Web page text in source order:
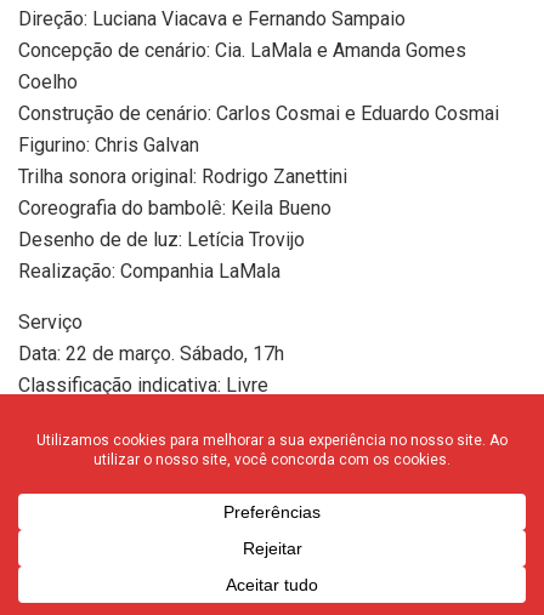
Direção: Luciana Viacava e Fernando Sampaio
Concepção de cenário: Cia. LaMala e Amanda Gomes
Coelho
Construção de cenário: Carlos Cosmai e Eduardo Cosmai
Figurino: Chris Galvan
Trilha sonora original: Rodrigo Zanettini
Coreografia do bambolê: Keila Bueno
Desenho de de luz: Letícia Trovijo
Realização: Companhia LaMala
Serviço
Data: 22 de março. Sábado, 17h
Classificação indicativa: Livre
Grátis
• DANÇA | A Bailarina Fantasma
No dia 22 o público poderá conferir no Teatro do Sesc
Franca a peça-instalação criada a partir da escultura “A